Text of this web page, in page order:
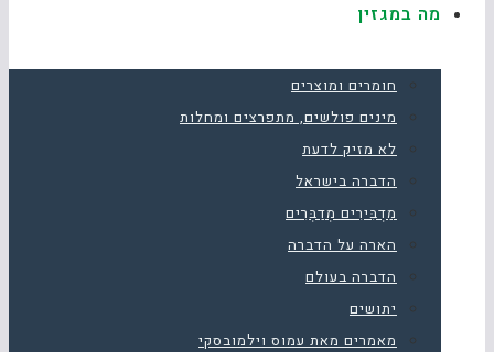
מה במגזין
חומרים ומוצרים
מינים פולשים, מתפרצים ומחלות
לא מזיק לדעת
הדברה בישראל
מַדְבִּירִים מְדַבְּרִים
הארה על הדברה
הדברה בעולם
יתושים
מאמרים מאת עמוס וילמובסקי